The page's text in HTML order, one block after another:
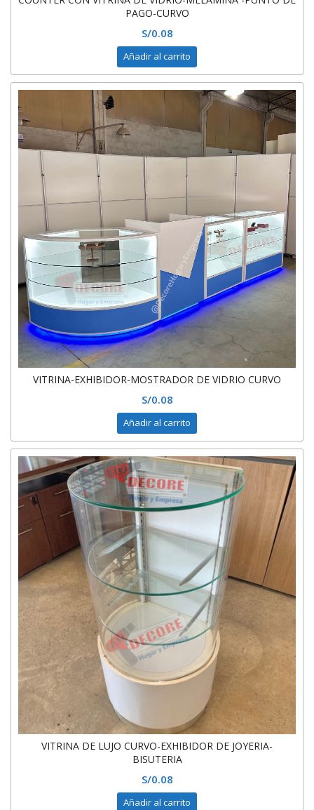
PAGO-CURVO
S/0.08
Añadir al carrito
VITRINA-EXHIBIDOR-MOSTRADOR DE VIDRIO CURVO
S/0.08
Añadir al carrito
VITRINA DE LUJO CURVO-EXHIBIDOR DE JOYERIA-
BISUTERIA
S/0.08
Añadir al carrito